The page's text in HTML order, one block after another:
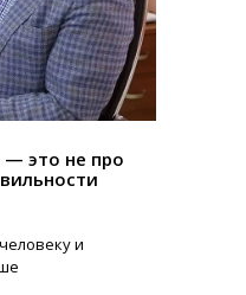
это не про
и